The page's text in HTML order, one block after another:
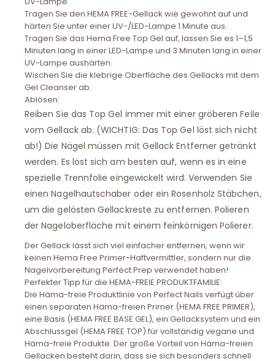
Tragen Sie den HEMA FREE-Gellack wie gewohnt auf und
härten Sie unter einer UV-/LED-Lampe 1 Minute aus.
Tragen Sie das Hema Free Top Gel auf, lassen Sie es 1–1,5
Minuten lang in einer LED-Lampe und 3 Minuten lang in einer
UV-Lampe aushärten.
Wischen Sie die klebrige Oberfläche des Gellacks mit dem
Gel Cleanser ab.
Ablösen:
Reiben Sie das Top Gel immer mit einer gröberen Feile
vom Gellack ab. (WICHTIG: Das Top Gel löst sich nicht
ab!) Die Nägel müssen mit Gellack Entferner getränkt
werden. Es löst sich am besten auf, wenn es in eine
spezielle Trennfolie eingewickelt wird. Verwenden Sie
einen Nagelhautschaber oder ein Rosenholz Stäbchen,
um die gelösten Gellackreste zu entfernen. Polieren
der Nageloberfläche mit einem feinkörnigen Polierer.
Der Gellack lässt sich viel einfacher entfernen, wenn wir
keinen Hema Free Primer-Haftvermittler, sondern nur die
Nagelvorbereitung Perfect Prep verwendet haben!
Perfekter Tipp für die HEMA-FREIE PRODUKTFAMILIE:
Die Häma-freie Produktlinie von Perfect Nails verfügt über
einen separaten Häma-freien Primer (HEMA FREE PRIMER),
eine Basis (HEMA FREE BASE GEL), ein Gellacksystem und ein
Abschlussgel (HEMA FREE TOP) für vollständig vegane und
Häma-freie Produkte. Der große Vorteil von Häma-freien
Gellacken besteht darin, dass sie sich besonders schnell